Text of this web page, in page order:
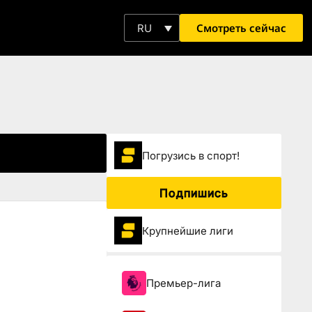
RU Смотреть сейчас
Погрузиcь в спорт!
Подпишись
Крупнейшие лиги
Премьер-лига